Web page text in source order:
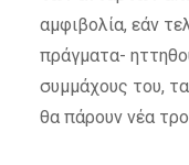
αμφιβολία, εάν
πράγματα-
συμμάχους του,
θα πάρουν νέα